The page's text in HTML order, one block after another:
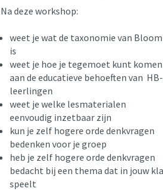
Na deze workshop:
weet je wat de taxonomie van Bloom
is
weet je hoe je tegemoet kunt komen
aan de educatieve behoeften van HB-
leerlingen
weet je welke lesmaterialen
eenvoudig inzetbaar zijn
kun je zelf hogere orde denkvragen
bedenken voor je groep
heb je zelf hogere orde denkvragen
bedacht bij een thema dat in jouw
speelt